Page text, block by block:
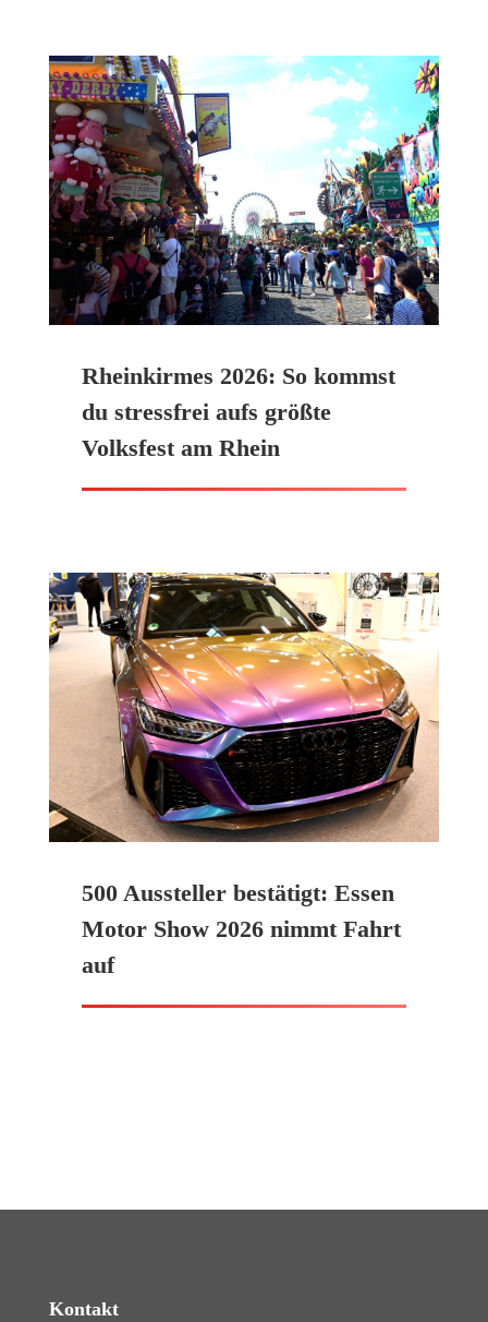
Rheinkirmes 2026: So kommst
du stressfrei aufs größte
Volksfest am Rhein
500 Aussteller bestätigt: Essen
Motor Show 2026 nimmt Fahrt
auf
Kontakt